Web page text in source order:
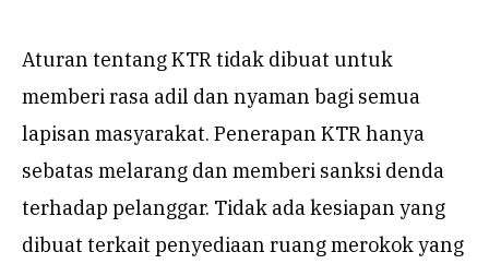
Aturan tentang KTR tidak dibuat untuk
memberi rasa adil dan nyaman bagi semua
lapisan masyarakat. Penerapan KTR hanya
sebatas melarang dan memberi sanksi denda
terhadap pelanggar. Tidak ada kesiapan yang
dibuat terkait penyediaan ruang merokok yang